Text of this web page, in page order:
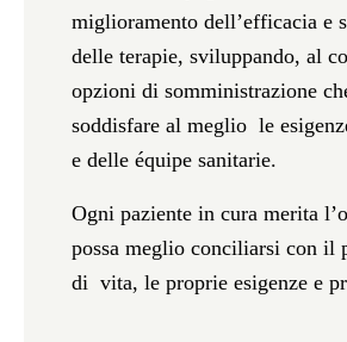
miglioramento dell’efficacia e
delle terapie, sviluppando, al
opzioni di somministrazione
soddisfare al meglio le
e delle équipe sanitarie.
Ogni paziente in cura merita
possa meglio conciliarsi con il
di vita, le proprie esigenze e